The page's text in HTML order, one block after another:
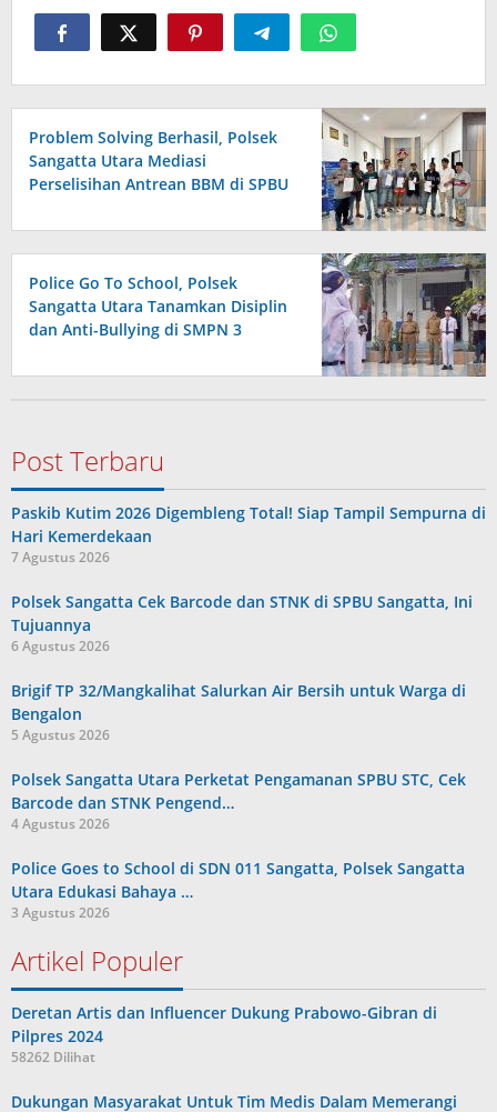
Problem Solving Berhasil, Polsek
Sangatta Utara Mediasi
Perselisihan Antrean BBM di SPBU
Police Go To School, Polsek
Sangatta Utara Tanamkan Disiplin
dan Anti-Bullying di SMPN 3
Post Terbaru
Paskib Kutim 2026 Digembleng Total! Siap Tampil Sempurna di
Hari Kemerdekaan
7 Agustus 2026
Polsek Sangatta Cek Barcode dan STNK di SPBU Sangatta, Ini
Tujuannya
6 Agustus 2026
Brigif TP 32/Mangkalihat Salurkan Air Bersih untuk Warga di
Bengalon
5 Agustus 2026
Polsek Sangatta Utara Perketat Pengamanan SPBU STC, Cek
Barcode dan STNK Pengend…
4 Agustus 2026
Police Goes to School di SDN 011 Sangatta, Polsek Sangatta
Utara Edukasi Bahaya …
3 Agustus 2026
Artikel Populer
Deretan Artis dan Influencer Dukung Prabowo-Gibran di
Pilpres 2024
58262 Dilihat
Dukungan Masyarakat Untuk Tim Medis Dalam Memerangi